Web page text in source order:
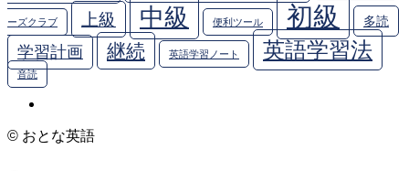
ーズクラブ 上級 中級 便利ツール 初級 多読
学習計画 継続 英語学習ノート 英語学習法
音読
© おとな英語